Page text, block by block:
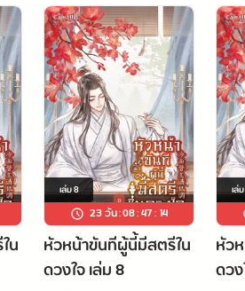
น
เล่ม8
23 วัน:08:47:13
หัวหน้าขันทีผู้นี้มีสตรีใน
ดวงใจ เล่ม 8
เล่ม
หัว
ดว